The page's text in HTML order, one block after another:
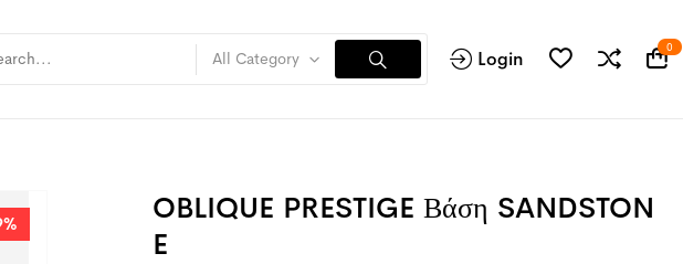
All Category Login 0
OBLIQUE PRESTIGE Βάση SANDSTON
E